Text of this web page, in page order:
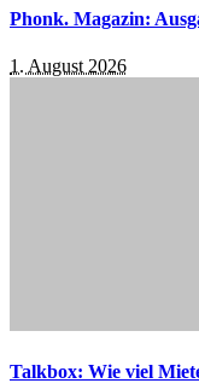
Phonk. Magazin:
1. August 2026
Talkbox: Wie viel